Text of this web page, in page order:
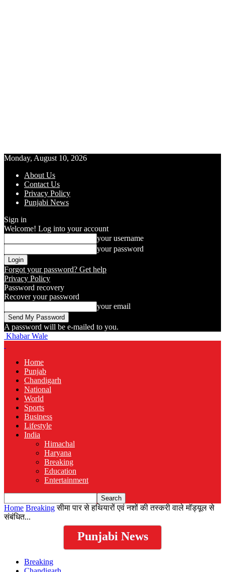
Monday, August 10, 2026
About Us
Contact Us
Privacy Policy
Punjabi News
Sign in
Welcome! Log into your account
your username
your password
Forgot your password? Get help
Privacy Policy
Password recovery
Recover your password
your email
A password will be e-mailed to you.
Khabar Wale
Home
Punjab
Chandigarh
National
World
Sports
Business
Lifestyle
India
Himachal
Haryana
Breaking
Education
Entertainment
Home Breaking सीमा पार से हथियारों एवं नशों की तस्करी वाले मॉड्यूल से
संबंधित...
Punjabi News
Breaking